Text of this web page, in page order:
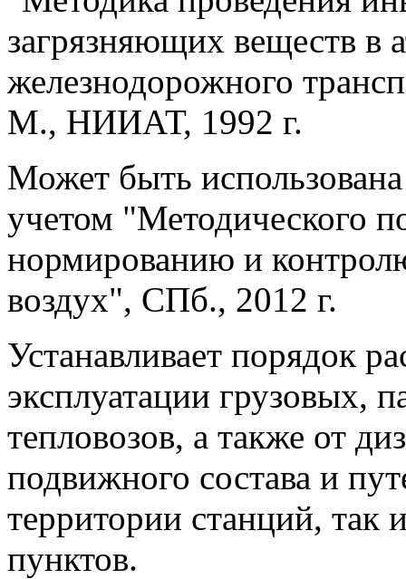
загрязняющих веществ в
железнодорожного
М., НИИАТ, 1992 г.
Может быть
учетом "Методического
нормированию и
воздух", СПб., 2012 г.
Устанавливает порядок
эксплуатации грузовых,
тепловозов, а также от
подвижного состава и
территории станций, так
пунктов.